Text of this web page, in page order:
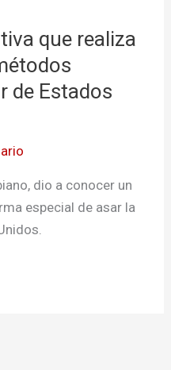
que realiza
de Estados
dio a conocer un
especial de asar la